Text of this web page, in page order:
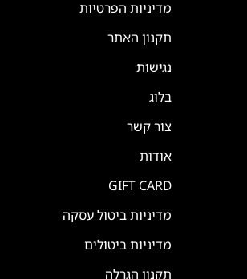
מדיניות הפרטיות
תקנון האתר
נגישות
בלוג
צור קשר
אודות
GIFT CARD
מדיניות ביטול עסקה
מדיניות ביטולים
תקנון הגרלה